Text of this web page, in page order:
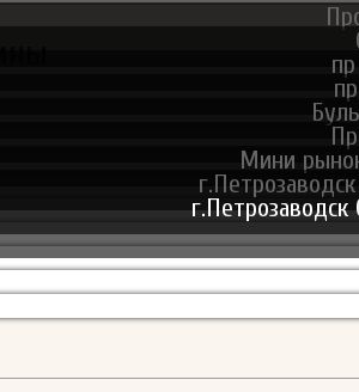
Мини
г.Петрозаводск